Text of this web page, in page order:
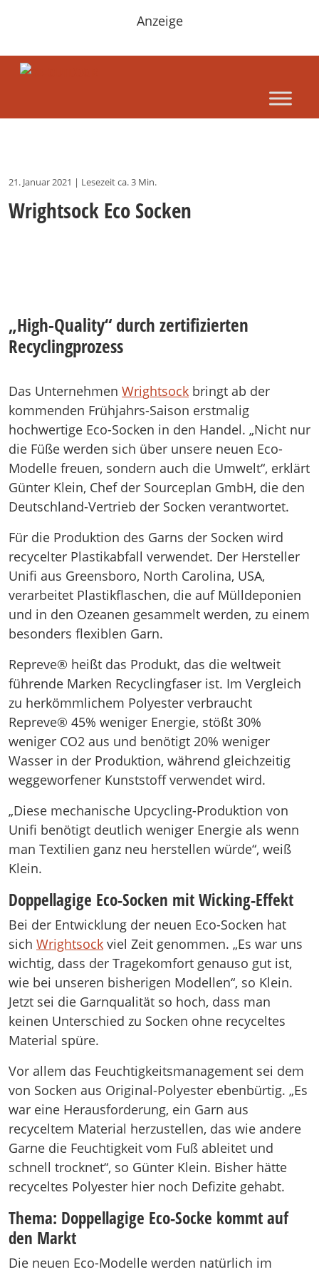
Anzeige
21. Januar 2021 | Lesezeit ca. 3 Min.
Wrightsock Eco Socken
„High-Quality“ durch zertifizierten
Recyclingprozess
Das Unternehmen Wrightsock bringt ab der
kommenden Frühjahrs-Saison erstmalig
hochwertige Eco-Socken in den Handel. „Nicht nur
die Füße werden sich über unsere neuen Eco-
Modelle freuen, sondern auch die Umwelt“, erklärt
Günter Klein, Chef der Sourceplan GmbH, die den
Deutschland-Vertrieb der Socken verantwortet.
Für die Produktion des Garns der Socken wird
recycelter Plastikabfall verwendet. Der Hersteller
Unifi aus Greensboro, North Carolina, USA,
verarbeitet Plastikflaschen, die auf Mülldeponien
und in den Ozeanen gesammelt werden, zu einem
besonders flexiblen Garn.
Repreve® heißt das Produkt, das die weltweit
führende Marken Recyclingfaser ist. Im Vergleich
zu herkömmlichem Polyester verbraucht
Repreve® 45% weniger Energie, stößt 30%
weniger CO2 aus und benötigt 20% weniger
Wasser in der Produktion, während gleichzeitig
weggeworfener Kunststoff verwendet wird.
„Diese mechanische Upcycling-Produktion von
Unifi benötigt deutlich weniger Energie als wenn
man Textilien ganz neu herstellen würde“, weiß
Klein.
Doppellagige Eco-Socken mit Wicking-Effekt
Bei der Entwicklung der neuen Eco-Socken hat
sich Wrightsock viel Zeit genommen. „Es war uns
wichtig, dass der Tragekomfort genauso gut ist,
wie bei unseren bisherigen Modellen“, so Klein.
Jetzt sei die Garnqualität so hoch, dass man
keinen Unterschied zu Socken ohne recyceltes
Material spüre.
Vor allem das Feuchtigkeitsmanagement sei dem
von Socken aus Original-Polyester ebenbürtig. „Es
war eine Herausforderung, ein Garn aus
recyceltem Material herzustellen, das wie andere
Garne die Feuchtigkeit vom Fuß ableitet und
schnell trocknet“, so Günter Klein. Bisher hätte
recyceltes Polyester hier noch Defizite gehabt.
Thema: Doppellagige Eco-Socke kommt auf
den Markt
Die neuen Eco-Modelle werden natürlich im